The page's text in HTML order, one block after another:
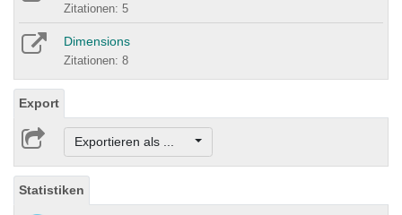
Zitationen: 5
Dimensions
Zitationen: 8
Export
Exportieren als ...
Statistiken